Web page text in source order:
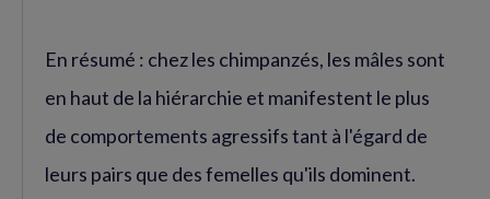
En résumé : chez les chimpanzés, les mâles sont
en haut de la hiérarchie et manifestent le plus
de comportements agressifs tant à l'égard de
leurs pairs que des femelles qu'ils dominent.